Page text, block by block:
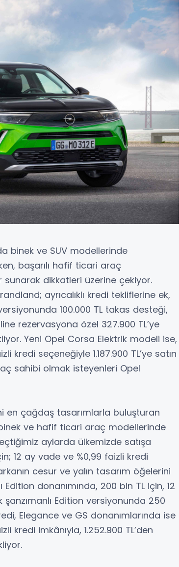
binek ve SUV modellerinde
başarılı hafif ticari araç
sunarak dikkatleri üzerine çekiyor.
ayrıcalıklı kredi tekliflerine ek,
100.000 TL takas desteği,
rezervasyona özel 327.900 TL’ye
Yeni Opel Corsa Elektrik modeli ise,
kredi seçeneğiyle 1.187.900 TL’ye satın
sahibi olmak isteyenleri Opel
en çağdaş tasarımlarla buluşturan
ve hafif ticari araç modellerinde
aylarda ülkemizde satışa
12 ay vade ve %0,99 faizli kredi
cesur ve yalın tasarım öğelerini
donanımında, 200 bin TL için, 12
Edition versiyonunda 250
Elegance ve GS donanımlarında ise
kredi imkânıyla, 1.252.900 TL’den